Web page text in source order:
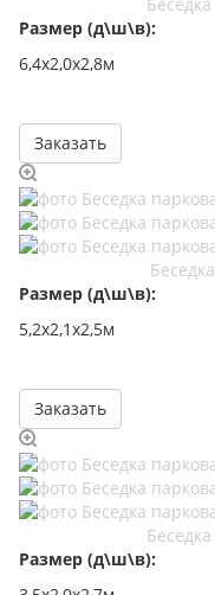
Размер (д\ш\в):
6,4х2,0х2,8м
Заказать
Размер (д\ш\в):
5,2х2,1х2,5м
Заказать
Размер (д\ш\в):